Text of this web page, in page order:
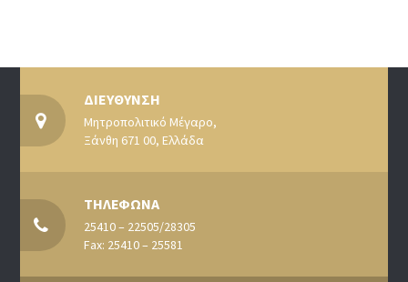
ΔΙΕΥΘΥΝΣΗ
Μητροπολιτικό Μέγαρο,
Ξάνθη 671 00, Ελλάδα
ΤΗΛΕΦΩΝΑ
25410 – 22505/28305
Fax: 25410 – 25581